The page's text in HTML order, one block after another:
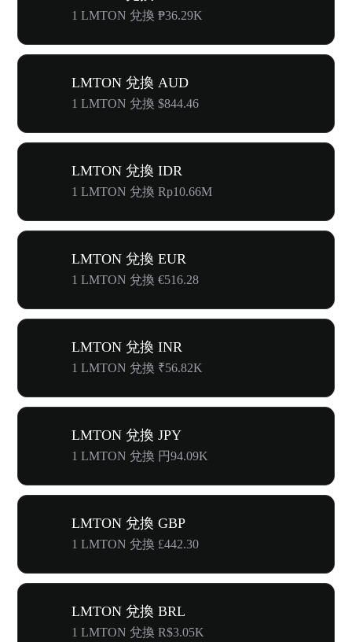
1 LMTON 兌換 ₱36.29K
LMTON 兌換 AUD
1 LMTON 兌換 $844.46
LMTON 兌換 IDR
1 LMTON 兌換 Rp10.66M
LMTON 兌換 EUR
1 LMTON 兌換 €516.28
LMTON 兌換 INR
1 LMTON 兌換 ₹56.82K
LMTON 兌換 JPY
1 LMTON 兌換 円94.09K
LMTON 兌換 GBP
1 LMTON 兌換 £442.30
LMTON 兌換 BRL
1 LMTON 兌換 R$3.05K